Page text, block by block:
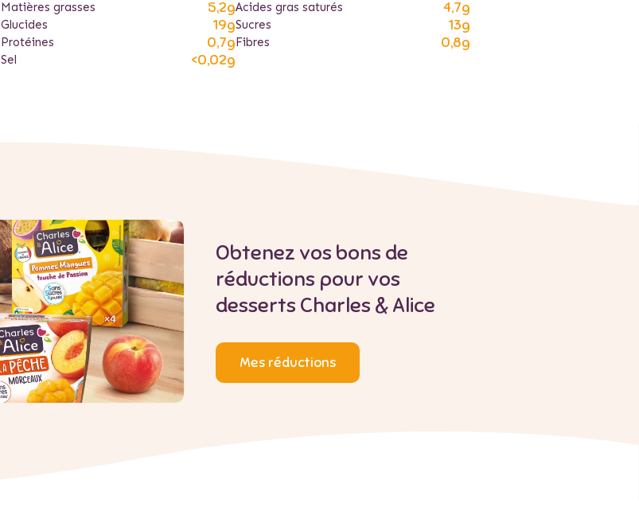
Matières grasses 5,2gAcides gras saturés 4,7g
Glucides 19gSucres 13g
Protéines 0,7gFibres 0,8g
Sel <0,02g
Obtenez vos bons de
réductions pour vos
desserts Charles & Alice
Mes réductions